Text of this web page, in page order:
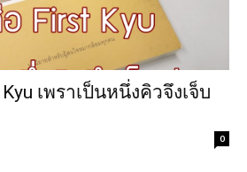
เพราเป็นหนึ่งคิวจึงเจ็บ
0